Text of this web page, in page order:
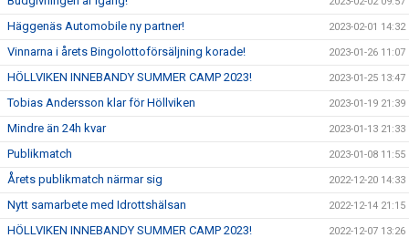
Häggenäs Automobile ny partner! 2023-02-01 14:32
Vinnarna i årets Bingolottoförsäljning korade! 2023-01-26 11:07
HÖLLVIKEN INNEBANDY SUMMER CAMP 2023! 2023-01-25 13:47
Tobias Andersson klar för Höllviken 2023-01-19 21:39
Mindre än 24h kvar 2023-01-13 21:33
Publikmatch 2023-01-08 11:55
Årets publikmatch närmar sig 2022-12-20 14:33
Nytt samarbete med Idrottshälsan 2022-12-14 21:15
HÖLLVIKEN INNEBANDY SUMMER CAMP 2023! 2022-12-07 13:26